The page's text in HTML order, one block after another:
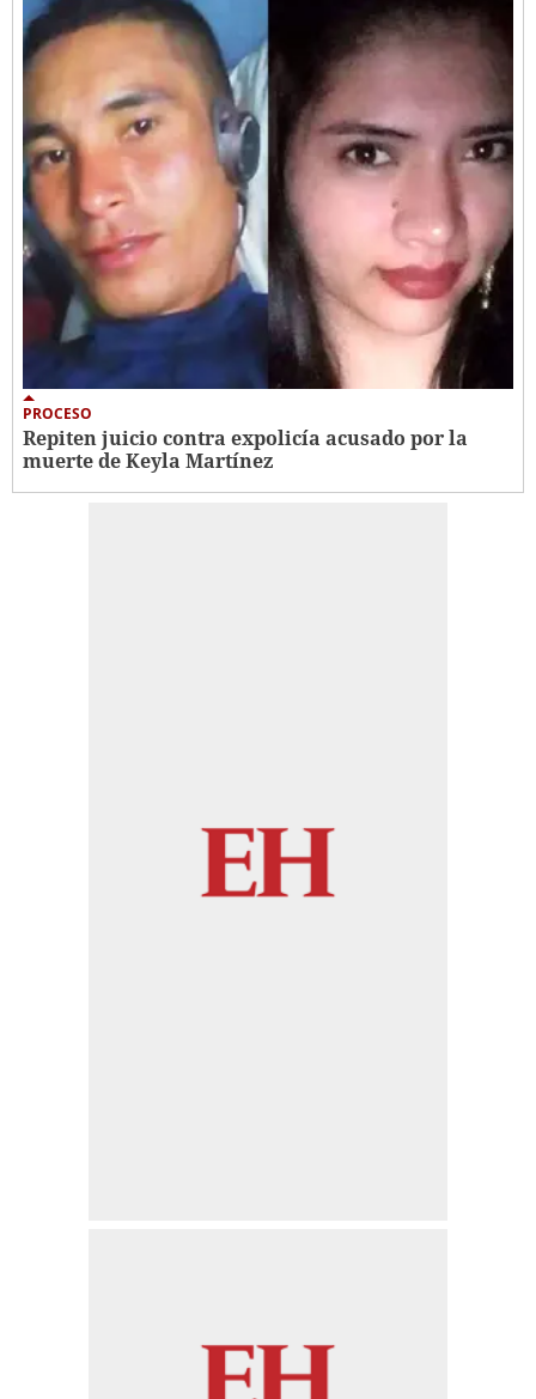
PROCESO
Repiten juicio contra expolicía acusado por la
muerte de Keyla Martínez